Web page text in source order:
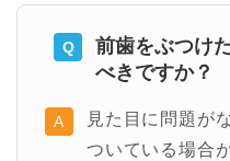
前歯をぶつけ
べきですか？
見た目に問題が
ついている場合